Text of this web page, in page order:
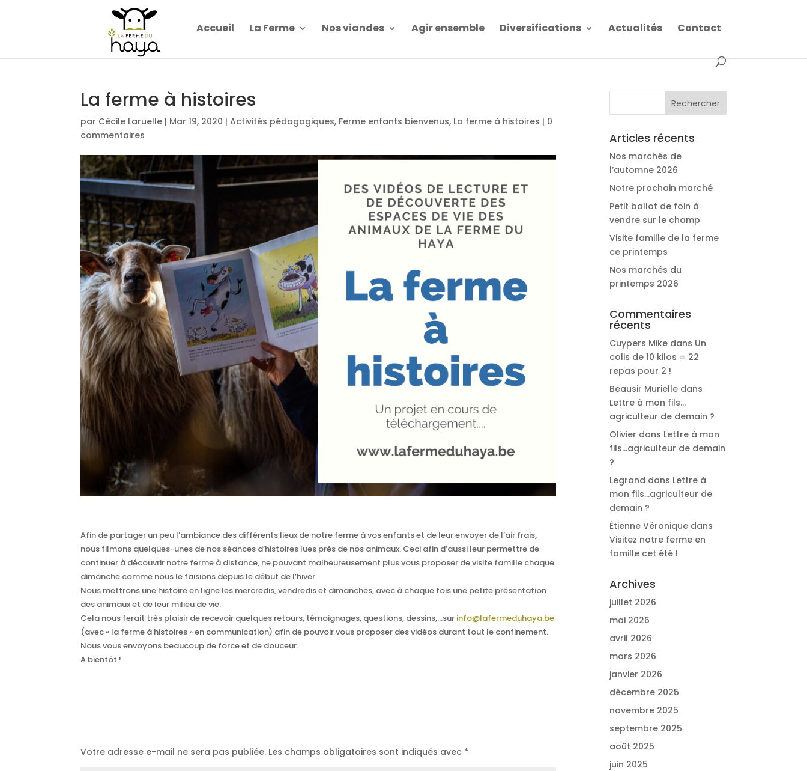
Accueil La Ferme Nos viandes Agir ensemble Diversifications Actualités Contact
La ferme à histoires
par Cécile Laruelle | Mar 19, 2020 |Activités pédagogiques, Ferme enfants bienvenus, La ferme à histoires | 0
commentaires
Afin de partager un peu l’ambiance des différents lieux de notre ferme à vos enfants et de leur envoyer de l’air frais,
nous filmons quelques-unes de nos séances d’histoires lues près de nos animaux. Ceci afin d’aussi leur permettre de
continuer à découvrir notre ferme à distance, ne pouvant malheureusement plus vous proposer de visite famille chaque
dimanche comme nous le faisions depuis le début de l’hiver.
Nous mettrons une histoire en ligne les mercredis, vendredis et dimanches, avec à chaque fois une petite présentation
des animaux et de leur milieu de vie.
Cela nous ferait très plaisir de recevoir quelques retours, témoignages, questions, dessins,…sur info@lafermeduhaya.be
(avec « la ferme à histoires » en communication) afin de pouvoir vous proposer des vidéos durant tout le confinement.
Nous vous envoyons beaucoup de force et de douceur.
A bientôt !
Votre adresse e-mail ne sera pas publiée. Les champs obligatoires sont indiqués avec *
Articles récents
Nos marchés de
l’automne 2026
Notre prochain marché
Petit ballot de foin à
vendre sur le champ
Visite famille de la ferme
ce printemps
Nos marchés du
printemps 2026
Commentaires
récents
Cuypers Mike dans Un
colis de 10 kilos = 22
repas pour 2 !
Beausir Murielle dans
Lettre à mon fils…
agriculteur de demain ?
Olivier dans Lettre à mon
fils…agriculteur de demain
?
Legrand dans Lettre à
mon fils…agriculteur de
demain ?
Étienne Véronique dans
Visitez notre ferme en
famille cet été !
Archives
juillet 2026
mai 2026
avril 2026
mars 2026
janvier 2026
décembre 2025
novembre 2025
septembre 2025
août 2025
juin 2025